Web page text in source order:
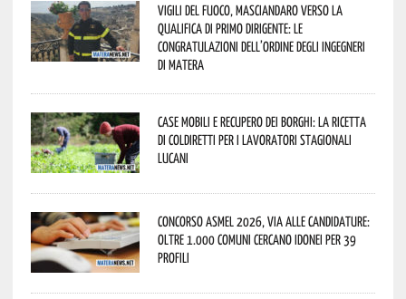
Vigili del Fuoco, Masciandaro verso la
qualifica di Primo Dirigente: le
congratulazioni dell’Ordine degli Ingegneri
di Matera
Case mobili e recupero dei borghi: la ricetta
di Coldiretti per i lavoratori stagionali
lucani
Concorso Asmel 2026, via alle candidature:
oltre 1.000 Comuni cercano idonei per 39
profili